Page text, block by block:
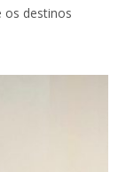
os destinos